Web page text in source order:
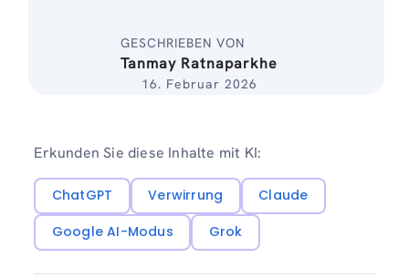
GESCHRIEBEN VON
Tanmay Ratnaparkhe
16. Februar 2026
Erkunden Sie diese Inhalte mit KI:
ChatGPT Verwirrung
Claude
Google AI-Modus
Grok